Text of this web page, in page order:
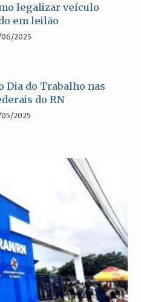
legalizar veículo
em leilão
2025
Dia do Trabalho nas
do RN
2025